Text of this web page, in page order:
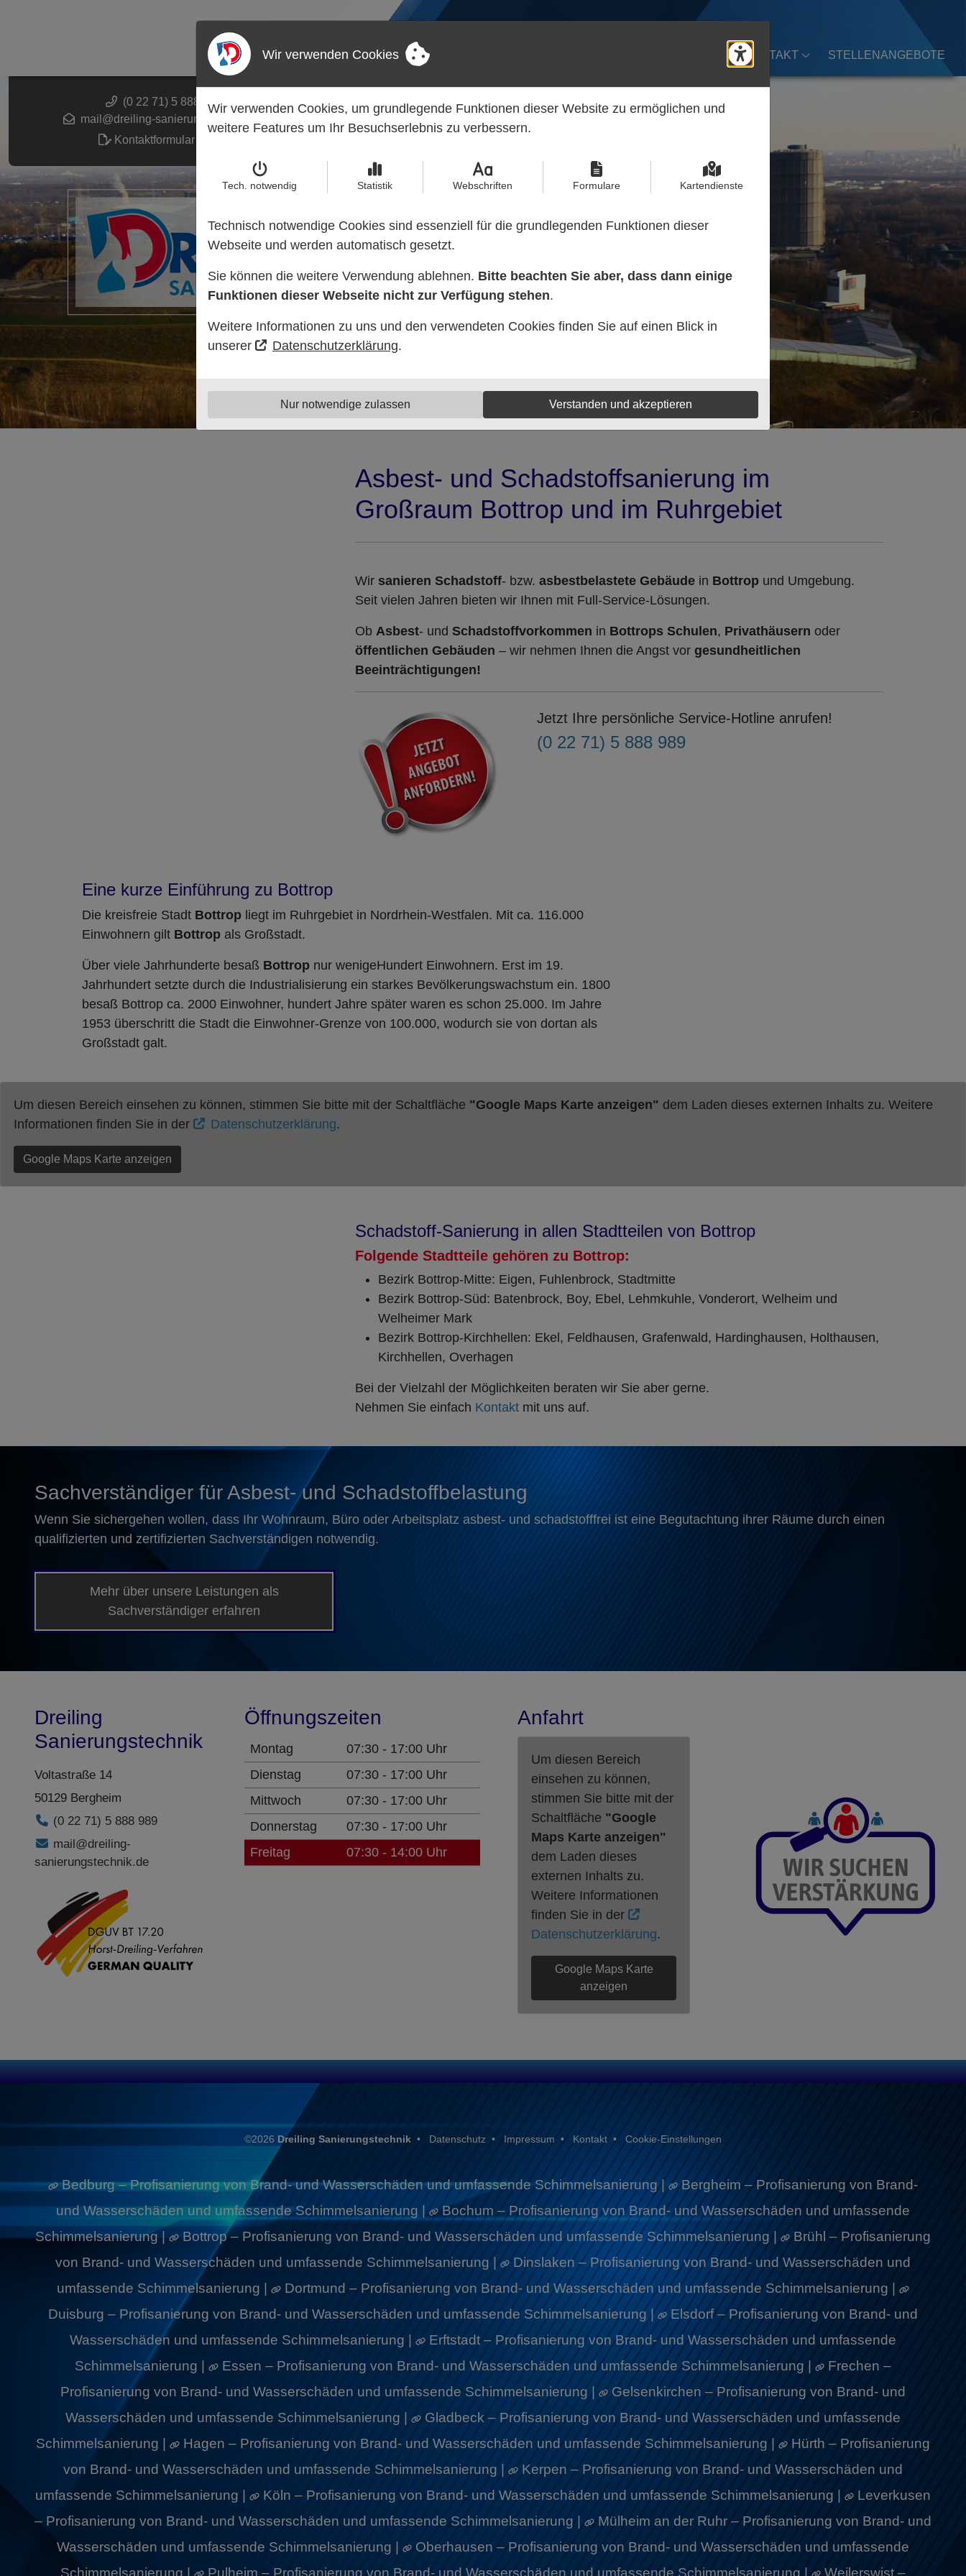
(0 22 71) 5 888 989
mail@dreiling-sanierungstechnik.de
Kontaktformular öffnen
UNTERNEHMEN LEISTUNGEN KONTAKT STELLENANGEBOTE
Asbest- und Schadstoffsanierung im
Großraum Bottrop und im Ruhrgebiet
Wir sanieren Schadstoff- bzw. asbestbelastete Gebäude in Bottrop und Umgebung.
Seit vielen Jahren bieten wir Ihnen mit Full-Service-Lösungen.
Ob Asbest- und Schadstoffvorkommen in Bottrops Schulen, Privathäusern oder
öffentlichen Gebäuden – wir nehmen Ihnen die Angst vor gesundheitlichen
Beeinträchtigungen!
Jetzt Ihre persönliche Service-Hotline anrufen!
(0 22 71) 5 888 989
Eine kurze Einführung zu Bottrop
Die kreisfreie Stadt Bottrop liegt im Ruhrgebiet in Nordrhein-Westfalen. Mit ca. 116.000
Einwohnern gilt Bottrop als Großstadt.
Über viele Jahrhunderte besaß Bottrop nur wenigeHundert Einwohnern. Erst im 19.
Jahrhundert setzte durch die Industrialisierung ein starkes Bevölkerungswachstum ein. 1800
besaß Bottrop ca. 2000 Einwohner, hundert Jahre später waren es schon 25.000. Im Jahre
1953 überschritt die Stadt die Einwohner-Grenze von 100.000, wodurch sie von dortan als
Großstadt galt.
Um diesen Bereich einsehen zu können, stimmen Sie bitte mit der Schaltfläche "Google Maps Karte anzeigen" dem Laden dieses externen Inhalts zu. Weitere
Informationen finden Sie in der
Datenschutzerklärung.
Google Maps Karte anzeigen
Schadstoff-Sanierung in allen Stadtteilen von Bottrop
Folgende Stadtteile gehören zu Bottrop:
Bezirk Bottrop-Mitte: Eigen, Fuhlenbrock, Stadtmitte
Bezirk Bottrop-Süd: Batenbrock, Boy, Ebel, Lehmkuhle, Vonderort, Welheim und
Welheimer Mark
Bezirk Bottrop-Kirchhellen: Ekel, Feldhausen, Grafenwald, Hardinghausen, Holthausen,
Kirchhellen, Overhagen
Bei der Vielzahl der Möglichkeiten beraten wir Sie aber gerne.
Nehmen Sie einfach Kontakt mit uns auf.
Sachverständiger für Asbest- und Schadstoffbelastung
Wenn Sie sichergehen wollen, dass Ihr Wohnraum, Büro oder Arbeitsplatz asbest- und schadstofffrei ist eine Begutachtung ihrer Räume durch einen
qualifizierten und zertifizierten Sachverständigen notwendig.
Mehr über unsere Leistungen als
Sachverständiger erfahren
Dreiling
Sanierungstechnik
Voltastraße 14
50129 Bergheim
(0 22 71) 5 888 989
mail@dreiling-
sanierungstechnik.de
Öffnungszeiten
Montag
07:30 - 17:00 Uhr
Dienstag
07:30 - 17:00 Uhr
Mittwoch
07:30 - 17:00 Uhr
Donnerstag
07:30 - 17:00 Uhr
Freitag
07:30 - 14:00 Uhr
Anfahrt
Um diesen Bereich
einsehen zu können,
stimmen Sie bitte mit der
Schaltfläche "Google
Maps Karte anzeigen"
dem Laden dieses
externen Inhalts zu.
Weitere Informationen
finden Sie in der
Datenschutzerklärung.
Google Maps Karte
anzeigen
©2026 Dreiling Sanierungstechnik • Datenschutz • Impressum • Kontakt • Cookie‑Einstellungen
Bedburg – Profisanierung von Brand- und Wasserschäden und umfassende Schimmelsanierung |
Bergheim – Profisanierung von Brand-
und Wasserschäden und umfassende Schimmelsanierung |
Bochum – Profisanierung von Brand- und Wasserschäden und umfassende
Schimmelsanierung |
Bottrop – Profisanierung von Brand- und Wasserschäden und umfassende Schimmelsanierung |
Brühl – Profisanierung
von Brand- und Wasserschäden und umfassende Schimmelsanierung |
Dinslaken – Profisanierung von Brand- und Wasserschäden und
umfassende Schimmelsanierung |
Dortmund – Profisanierung von Brand- und Wasserschäden und umfassende Schimmelsanierung |
Duisburg – Profisanierung von Brand- und Wasserschäden und umfassende Schimmelsanierung |
Elsdorf – Profisanierung von Brand- und
Wasserschäden und umfassende Schimmelsanierung |
Erftstadt – Profisanierung von Brand- und Wasserschäden und umfassende
Schimmelsanierung |
Essen – Profisanierung von Brand- und Wasserschäden und umfassende Schimmelsanierung |
Frechen –
Profisanierung von Brand- und Wasserschäden und umfassende Schimmelsanierung |
Gelsenkirchen – Profisanierung von Brand- und
Wasserschäden und umfassende Schimmelsanierung |
Gladbeck – Profisanierung von Brand- und Wasserschäden und umfassende
Schimmelsanierung |
Hagen – Profisanierung von Brand- und Wasserschäden und umfassende Schimmelsanierung |
Hürth – Profisanierung
von Brand- und Wasserschäden und umfassende Schimmelsanierung |
Kerpen – Profisanierung von Brand- und Wasserschäden und
umfassende Schimmelsanierung |
Köln – Profisanierung von Brand- und Wasserschäden und umfassende Schimmelsanierung |
Leverkusen
– Profisanierung von Brand- und Wasserschäden und umfassende Schimmelsanierung |
Mülheim an der Ruhr – Profisanierung von Brand- und
Wasserschäden und umfassende Schimmelsanierung |
Oberhausen – Profisanierung von Brand- und Wasserschäden und umfassende
Schimmelsanierung |
Pulheim – Profisanierung von Brand- und Wasserschäden und umfassende Schimmelsanierung | Weilerswist –
Wir verwenden Cookies
Barrierefreiheits-Tools
Wir verwenden Cookies, um grundlegende Funktionen dieser Website zu ermöglichen und
weitere Features um Ihr Besuchserlebnis zu verbessern.
Tech. notwendig Statistik Webschriften Formulare Kartendienste
Technisch notwendige Cookies sind essenziell für die grundlegenden Funktionen dieser
Webseite und werden automatisch gesetzt.
Sie können die weitere Verwendung ablehnen. Bitte beachten Sie aber, dass dann einige
Funktionen dieser Webseite nicht zur Verfügung stehen.
Weitere Informationen zu uns und den verwendeten Cookies finden Sie auf einen Blick in
unserer
Datenschutzerklärung.
Nur notwendige zulassen Verstanden und akzeptieren